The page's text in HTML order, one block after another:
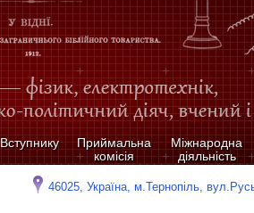
Вступнику
Приймальна
комісія
Міжнародна
діяльність
46025, Україна, м.Тернопіль,